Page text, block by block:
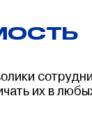
их в